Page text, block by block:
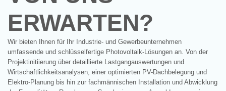
ERWARTEN?
Wir bieten Ihnen für Ihr Industrie- und Gewerbeunternehmen
umfassende und schlüsselfertige Photovoltaik-Lösungen an. Von der
Projektinitiierung über detaillierte Lastgangauswertungen und
Wirtschaftlichkeitsanalysen, einer optimierten PV-Dachbelegung und
Elektro-Planung bis hin zur fachmännischen Installation und Abwicklung